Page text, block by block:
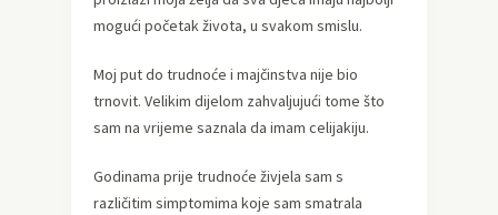
mogući početak života, u svakom smislu.
Moj put do trudnoće i majčinstva nije bio
trnovit. Velikim dijelom zahvaljujući tome što
sam na vrijeme saznala da imam celijakiju.
Godinama prije trudnoće živjela sam s
različitim simptomima koje sam smatrala